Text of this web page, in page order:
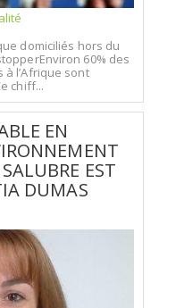
domiciliés hors du
60% des
l’Afrique sont
chiff...
EN
EST
DUMAS